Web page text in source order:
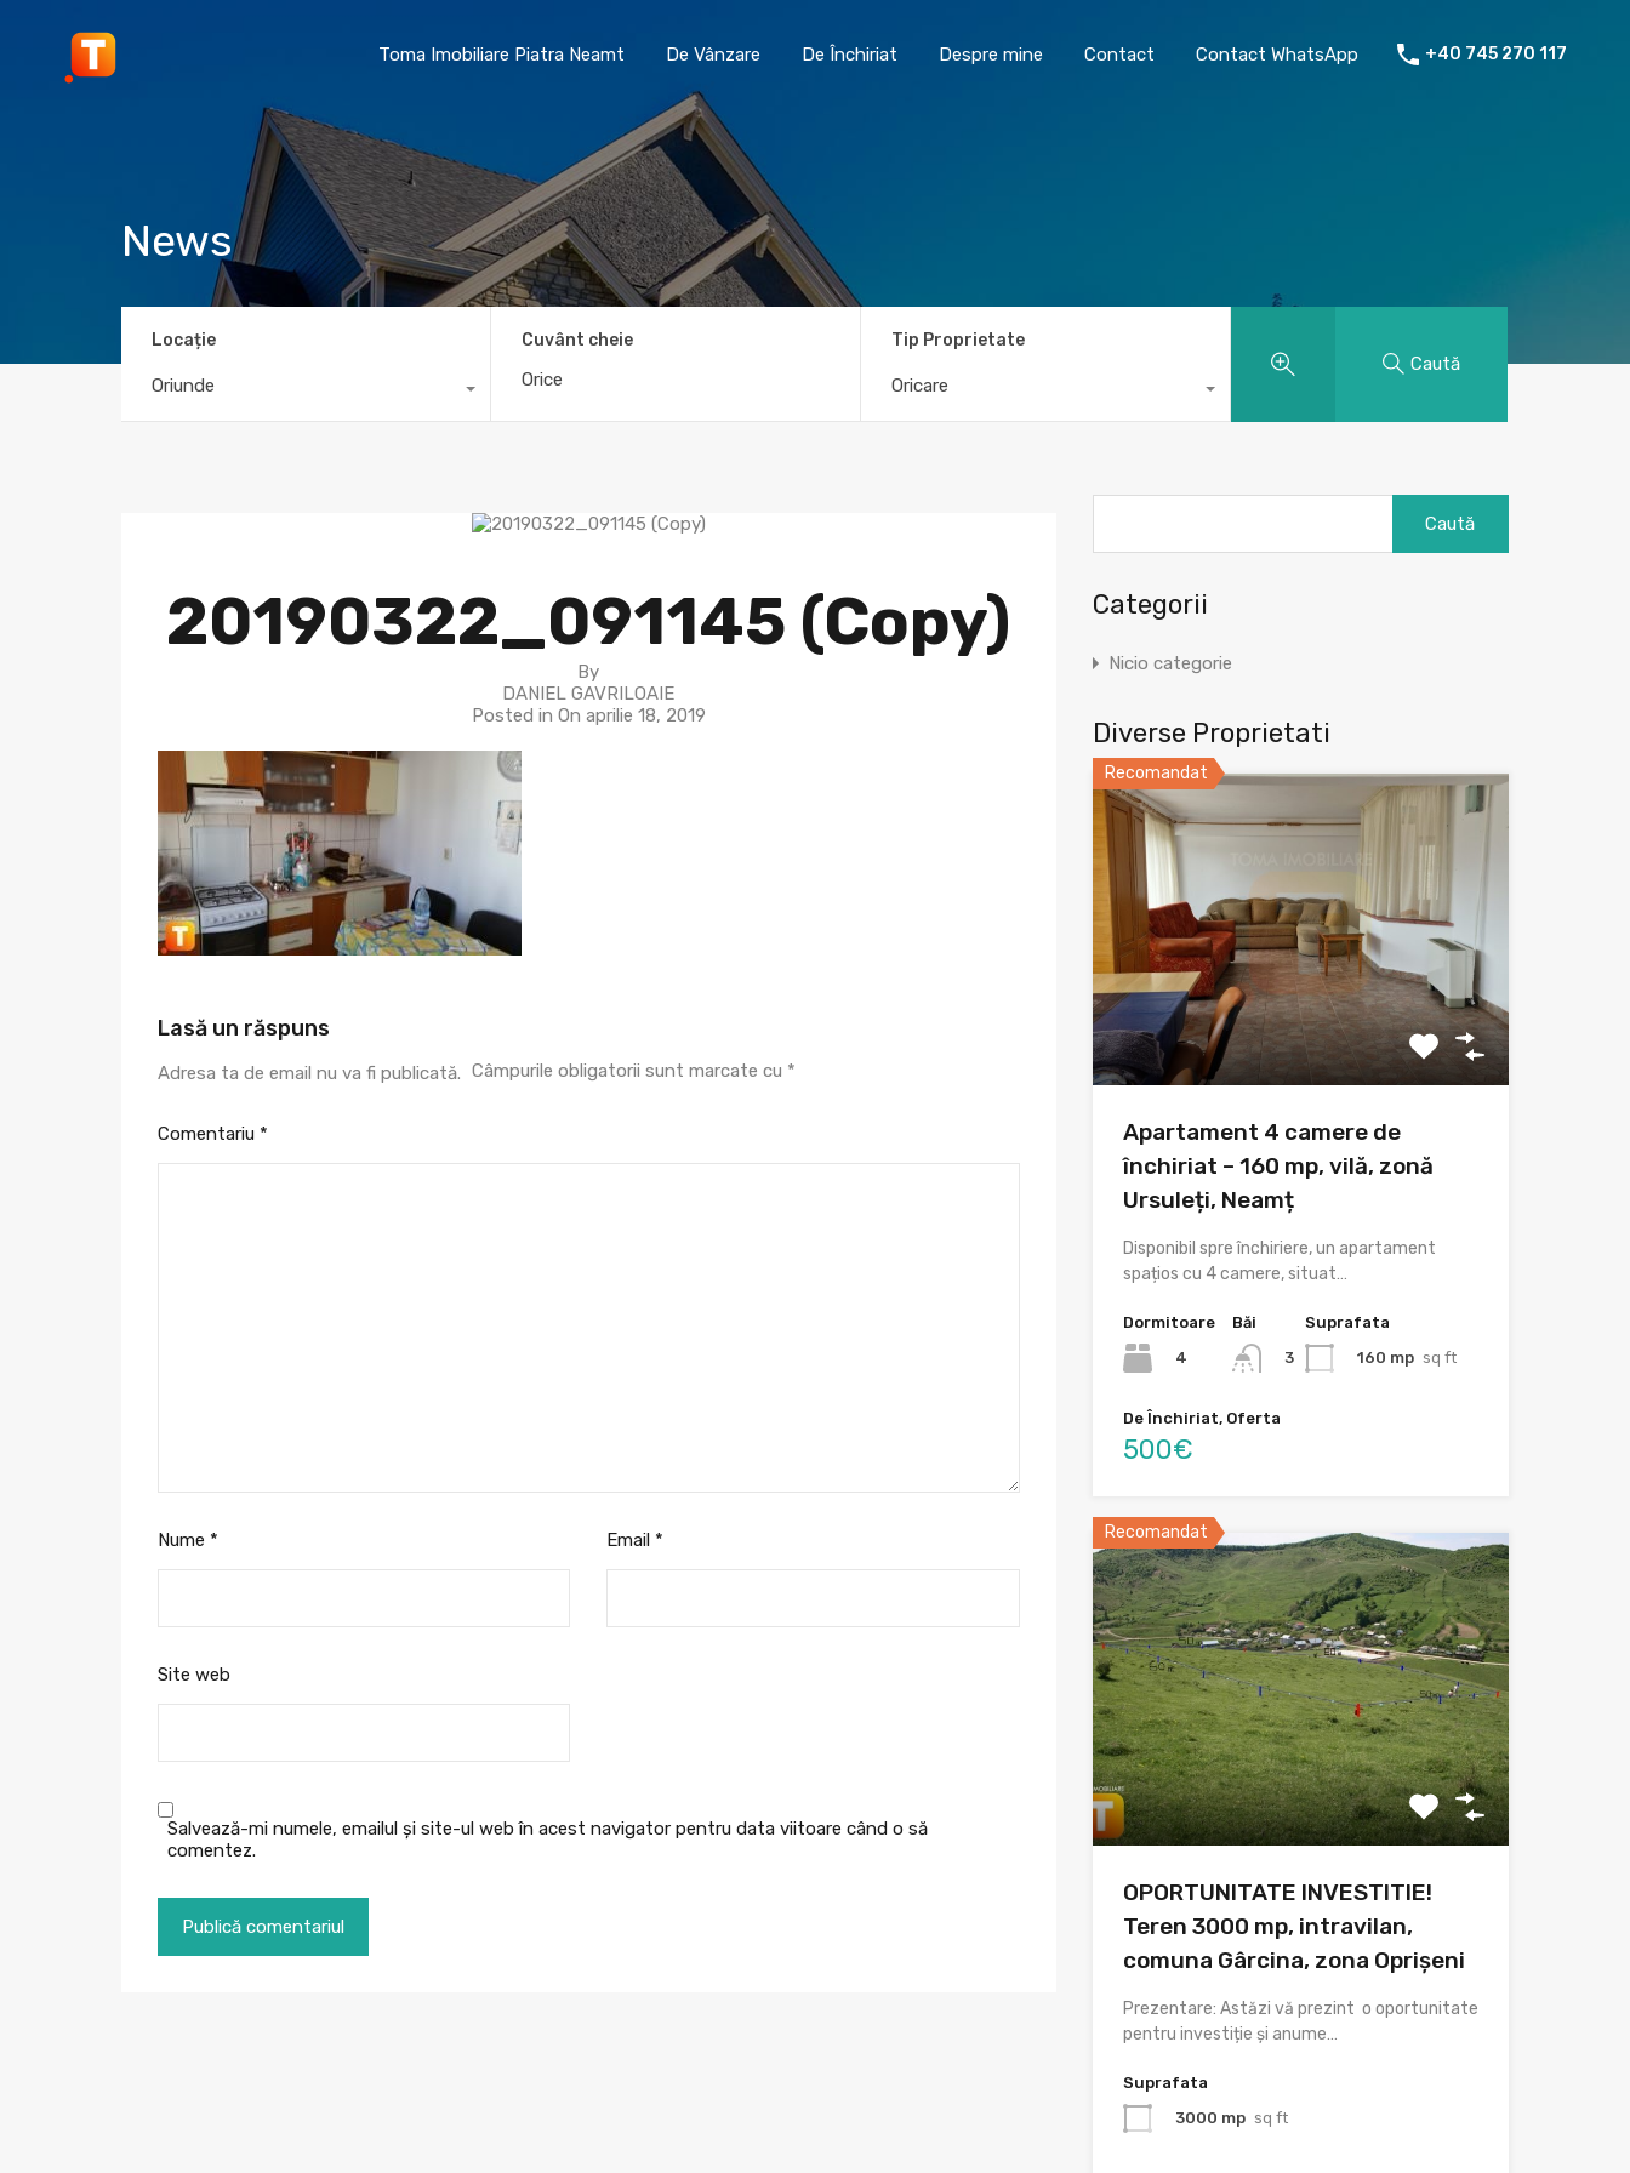
Toma Imobiliare Piatra Neamt De Vânzare De Închiriat Despre mine Contact Contact WhatsApp
Toma Imobiliare Piatra Neamt De Vânzare De Închiriat Despre mine Contact Contact WhatsApp +40 745 270 117
News
Locație
Oriunde
Cuvânt cheie Tip Proprietate
Oricare
Caută
20190322_091145 (Copy)
By
DANIEL GAVRILOAIE
Posted in On aprilie 18, 2019
Lasă un răspuns
Adresa ta de email nu va fi publicată. Câmpurile obligatorii sunt marcate cu *
Comentariu *
Nume * Email *
Site web
Salvează-mi numele, emailul și site-ul web în acest navigator pentru data viitoare când o să
comentez.
după:
Categorii
Nicio categorie
Diverse Proprietati
Recomandat
Apartament 4 camere de
închiriat – 160 mp, vilă, zonă
Ursuleți, Neamț
Disponibil spre închiriere, un apartament
spațios cu 4 camere, situat…
Dormitoare
4
Băi
3
Suprafata
160 mp sq ft
De Închiriat, Oferta
500€
Recomandat
OPORTUNITATE INVESTITIE!
Teren 3000 mp, intravilan,
comuna Gârcina, zona Oprișeni
Prezentare: Astăzi vă prezint o oportunitate
pentru investiție și anume…
Suprafata
3000 mp sq ft